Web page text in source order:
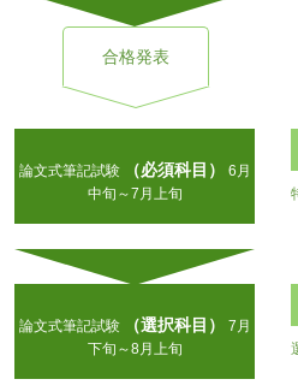
合格発表
論文式筆記試験 （必須科目）
6月
中旬～7月上旬
論文式筆記試験 （選択科目）
7月
下旬～8月上旬